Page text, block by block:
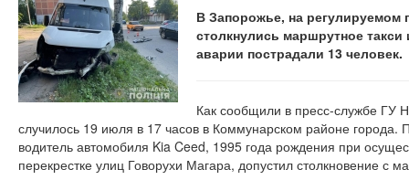
В Запорожье, на регулируемом
столкнулись маршрутное
аварии пострадали 13 человек.
Как сообщили в пресс-службе ГУ
случилось 19 июля в 17 часов в Коммунарском районе города.
водитель автомобиля Kia Ceed, 1995 года рождения при
перекрестке улиц Говорухи Магара, допустил столкновение с